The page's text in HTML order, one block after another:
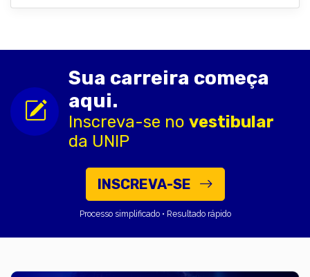
Sua carreira começa
aqui.
Inscreva-se no vestibular
da UNIP
INSCREVA-SE
Processo simplificado • Resultado rápido